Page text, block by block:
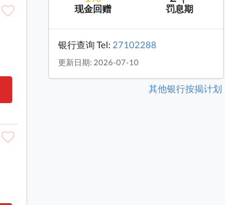
现金回赠 罚息期
银行查询 Tel: 27102288
更新日期: 2026-07-10
其他银行按揭计划